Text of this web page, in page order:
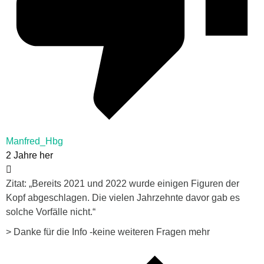
Manfred_Hbg
2 Jahre her
Zitat: „Bereits 2021 und 2022 wurde einigen Figuren der
Kopf abgeschlagen. Die vielen Jahrzehnte davor gab es
solche Vorfälle nicht.“
> Danke für die Info -keine weiteren Fragen mehr